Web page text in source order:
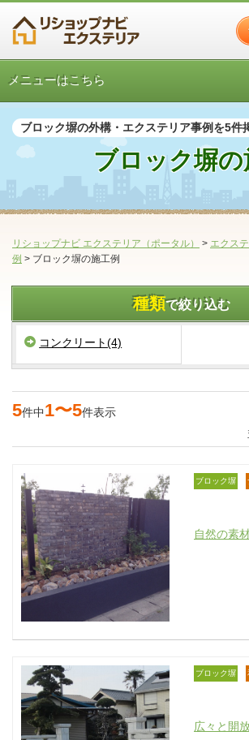
メニューはこちら
ブロック塀の外構・エクステリア事例を5件
ブロック塀の
リショップナビ エクステリア（ポータル） > エクス
例 > ブロック塀の施工例
種類で絞り込む
コンクリート(4)
5件中1〜5件表示
ブロック塀
自然の素
ブロック塀
広々と開